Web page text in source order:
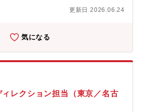
の業務プロセスの棚卸を行い、全社戦略
タリングと改善サイクルを回す。【ポジ
・キャリアパス】魅力・やりがい・日立
る・技術×コミュニケーションの融合領域
われる・AI時代の「伝える力」を定義・
られる・未開拓の領域で仕組みづくりか
・本部内の各部門とのローテーションの
ルブランド戦略のオペレーション支援例
／エグゼクティブコミュニケーション、
業務改革推進例3：管理業務（経理・調
更新日 2026.06.24
気になる
レクション担当（東京／名古